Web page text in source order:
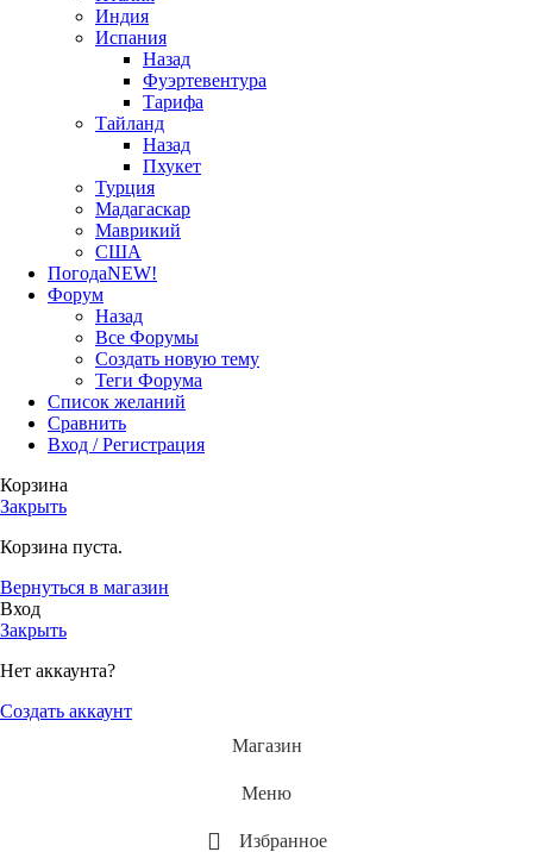
Индия
Испания
Назад
Фуэртевентура
Тарифа
Тайланд
Назад
Пхукет
Турция
Мадагаскар
Маврикий
США
ПогодаNEW!
Форум
Назад
Все Форумы
Создать новую тему
Теги Форума
Список желаний
Сравнить
Вход / Регистрация
Корзина
Закрыть
Корзина пуста.
Вернуться в магазин
Вход
Закрыть
Нет аккаунта?
Создать аккаунт
Магазин
Меню
Избранное